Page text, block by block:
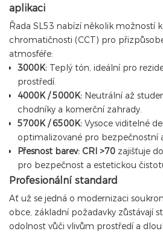
aplikaci
Řada SL53 nabízí několik možností
chromatičnosti (CCT) pro
atmosféře:
3000K: Teplý tón, ideální pro
prostředí.
4000K / 5000K: Neutrální až
chodníky a komerční zahrady.
5700K / 6500K: Vysoce viditelné
optimalizované pro bezpečnostní
Přesnost barev: CRI >70 zajišťuje
pro bezpečnost a estetickou
Profesionální standard
Ať už se jedná o modernizaci
obce, základní požadavky zůstávají
odolnost vůči vlivům prostředí a